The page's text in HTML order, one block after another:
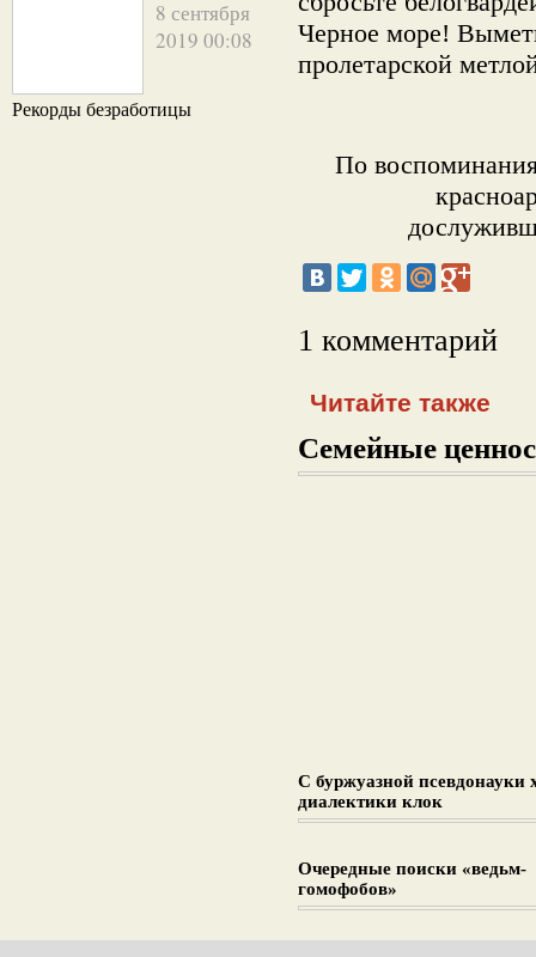
8 сентября
2019 00:08
Рекорды безработицы
Черное море!
пролетарской
По
1 комментарий
Читайте также
Семейные
С буржуазной псевдонауки
диалектики клок
Очередные поиски «ведьм-
гомофобов»